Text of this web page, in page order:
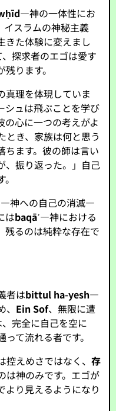
—神の一体性にお
スラムの神秘主義
きた体験に変えまし
探求者のエゴは愛す
ります。
真理を体現していま
シュは飛ぶことを学び
の心に一つの考えがよ
とき、家族は何と思う
ちます。彼の師は言い
、振り返った。」自己
—神への自己の消滅—
はbaqāʾ—神における
るのは純粋な存在で
者はbittul ha-yesh—
Ein Sof、無限に遭
完全に自己を空に
て流れる者です。
控えめさではなく、存
は神のみです。エゴが
より見えるようになり